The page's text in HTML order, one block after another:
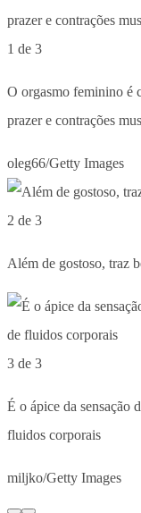
1 de 3
O orgasmo feminino é
prazer e contrações
oleg66/Getty Images
2 de 3
Além de gostoso, traz
3 de 3
É o ápice da sensação
fluidos corporais
miljko/Getty Images